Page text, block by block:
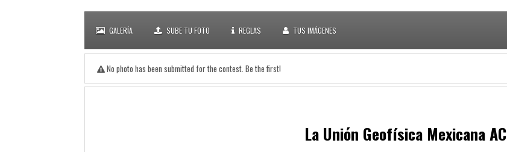
GALERÍA SUBE TU FOTO REGLAS TUS IMÁGENES
No photo has been submitted for the contest. Be the first!
La Unión Geofísica Mexicana AC